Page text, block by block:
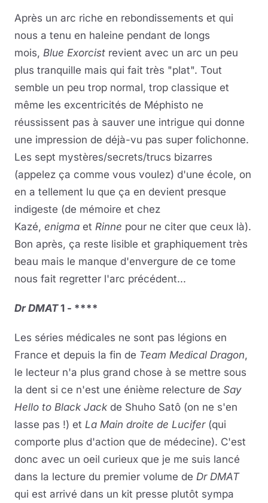
Après un arc riche en rebondissements et qui
nous a tenu en haleine pendant de longs
mois, Blue Exorcist revient avec un arc un peu
plus tranquille mais qui fait très "plat". Tout
semble un peu trop normal, trop classique et
même les excentricités de Méphisto ne
réussissent pas à sauver une intrigue qui donne
une impression de déjà-vu pas super folichonne.
Les sept mystères/secrets/trucs bizarres
(appelez ça comme vous voulez) d'une école, on
en a tellement lu que ça en devient presque
indigeste (de mémoire et chez
Kazé, enigma et Rinne pour ne citer que ceux là).
Bon après, ça reste lisible et graphiquement très
beau mais le manque d'envergure de ce tome
nous fait regretter l'arc précédent...
Dr DMAT1 - ****
Les séries médicales ne sont pas légions en
France et depuis la fin de Team Medical Dragon,
le lecteur n'a plus grand chose à se mettre sous
la dent si ce n'est une énième relecture de Say
Hello to Black Jack de Shuho Satô (on ne s'en
lasse pas !) et La Main droite de Lucifer (qui
comporte plus d'action que de médecine). C'est
donc avec un oeil curieux que je me suis lancé
dans la lecture du premier volume de Dr DMAT
qui est arrivé dans un kit presse plutôt sympa